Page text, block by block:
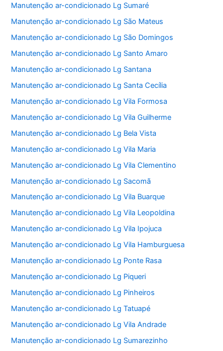
Manutenção ar-condicionado Lg Sumaré
Manutenção ar-condicionado Lg São Mateus
Manutenção ar-condicionado Lg São Domingos
Manutenção ar-condicionado Lg Santo Amaro
Manutenção ar-condicionado Lg Santana
Manutenção ar-condicionado Lg Santa Cecília
Manutenção ar-condicionado Lg Vila Formosa
Manutenção ar-condicionado Lg Vila Guilherme
Manutenção ar-condicionado Lg Bela Vista
Manutenção ar-condicionado Lg Vila Maria
Manutenção ar-condicionado Lg Vila Clementino
Manutenção ar-condicionado Lg Sacomã
Manutenção ar-condicionado Lg Vila Buarque
Manutenção ar-condicionado Lg Vila Leopoldina
Manutenção ar-condicionado Lg Vila Ipojuca
Manutenção ar-condicionado Lg Vila Hamburguesa
Manutenção ar-condicionado Lg Ponte Rasa
Manutenção ar-condicionado Lg Piqueri
Manutenção ar-condicionado Lg Pinheiros
Manutenção ar-condicionado Lg Tatuapé
Manutenção ar-condicionado Lg Vila Andrade
Manutenção ar-condicionado Lg Sumarezinho